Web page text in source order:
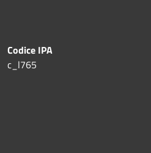
Codice IPA
c_l765